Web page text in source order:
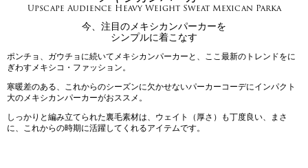
Upscape Audience Heavy Weight Sweat Mexican Parka
今、注目のメキシカンパーカーを
シンプルに着こなす
ポンチョ、ガウチョに続いてメキシカンパーカーと、ここ最新のトレンドをに
ぎわすメキシコ・ファッション。
寒暖差のある、これからのシーズンに欠かせないパーカーコーデにインパクト
大のメキシカンパーカーがおススメ。
しっかりと編み立てられた裏毛素材は、ウェイト（厚さ）も丁度良い、まさ
に、これからの時期に活躍してくれるアイテムです。